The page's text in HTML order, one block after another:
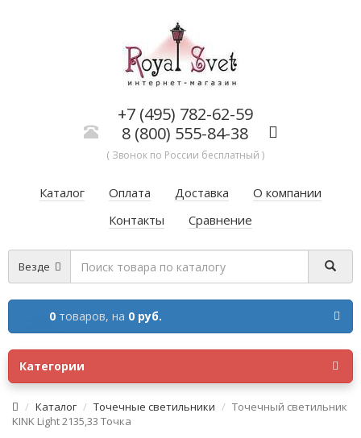
+7 (495) 782-62-59
8 (800) 555-84-38
( Звонок по России бесплатный )
Каталог Оплата Доставка
О компании
Контакты
Сравнение
Везде
0 товаров, на 0 руб.
Категории
Каталог Точечные светильники
Точечный светильник
KINK Light 2135,33 Точка